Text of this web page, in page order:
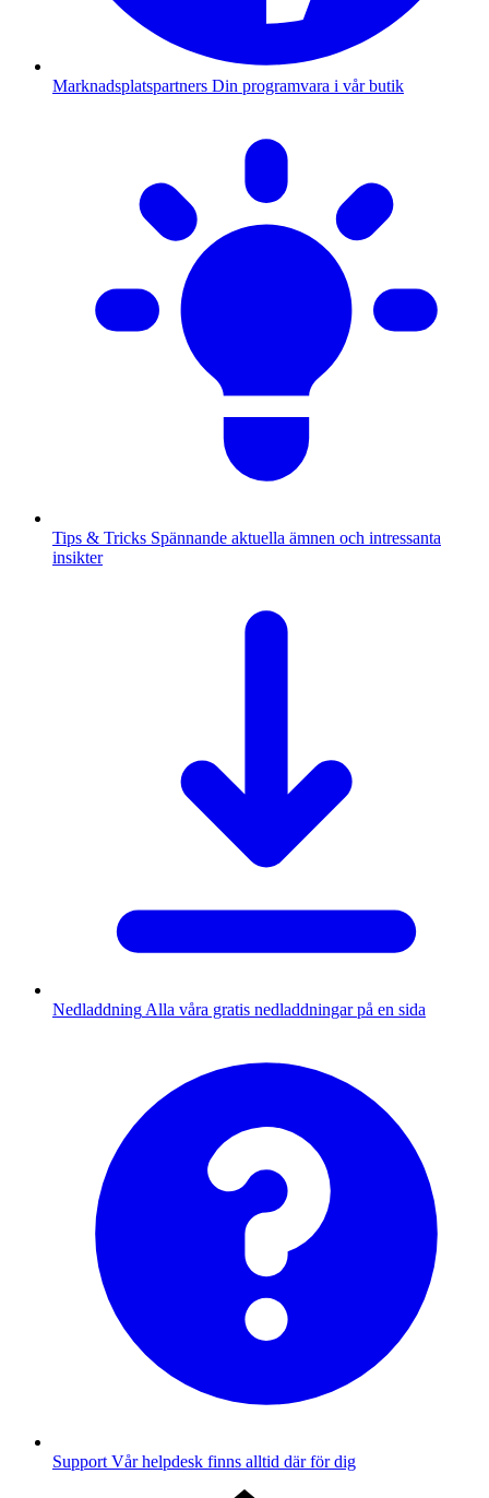
Marknadsplatspartners Din programvara i vår butik
Tips & Tricks Spännande aktuella ämnen och intressanta
insikter
Nedladdning Alla våra gratis nedladdningar på en sida
Support Vår helpdesk finns alltid där för dig